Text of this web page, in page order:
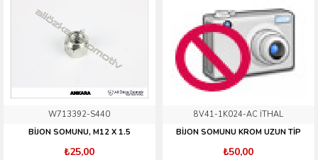
W713392-S440
BİJON SOMUNU, M12 X 1.5
₺25,00
8V41-1K024-AC İTHAL
BİJON SOMUNU KROM UZUN TİP
₺50,00